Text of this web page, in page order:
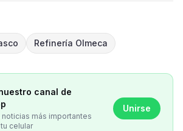
Refinería Olmeca
canal de
noticias más importantes
celular
Unirse